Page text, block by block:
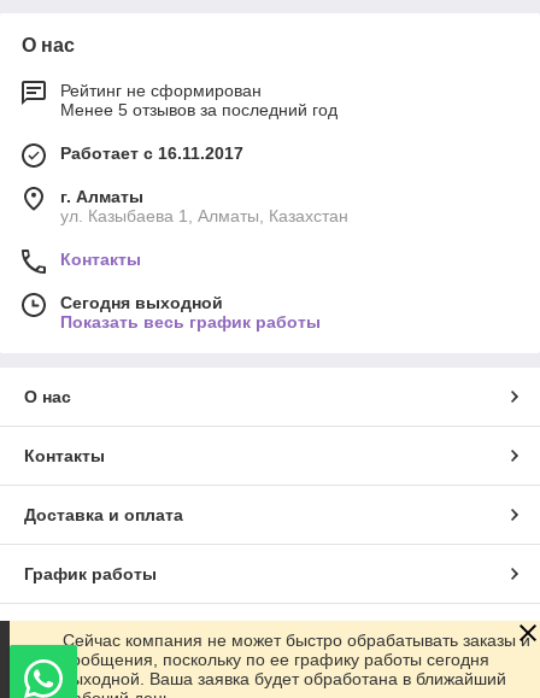
О нас
Рейтинг не сформирован
Менее 5 отзывов за последний год
Работает с 16.11.2017
г. Алматы
ул. Казыбаева 1, Алматы, Казахстан
Контакты
Сегодня выходной
Показать весь график работы
О нас
Контакты
Доставка и оплата
График работы
Полная версия сайта
Сайт создан на маркетплейсе Satu.kz
Сейчас компания не может быстро обрабатывать заказы и
сообщения, поскольку по ее графику работы сегодня
выходной. Ваша заявка будет обработана в ближайший